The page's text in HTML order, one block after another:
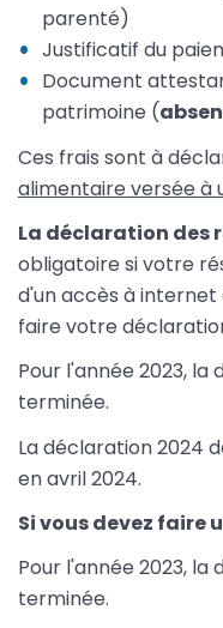
parenté)
Justificatif du
Document
patrimoine (
Ces frais sont à
alimentaire versée à
La déclaration des
obligatoire si votre
d'un accès à internet
faire votre
Pour l'année 2023,
terminée.
La déclaration 2024
en avril 2024.
Si vous devez faire
Pour l'année 2023,
terminée.